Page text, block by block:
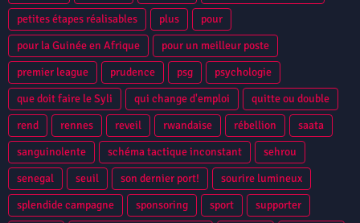
petites étapes réalisables
plus
pour
pour la Guinée en Afrique
pour un meilleur poste
premier league
prudence psg
psychologie
que doit faire le Syli
qui change d'emploi
quitte ou double
rend
rennes reveil rwandaise rébellion
saata
sanguinolente
schéma tactique inconstant
sehrou
senegal
seuil son dernier port!
sourire lumineux
splendide campagne
sponsoring sport
supporter